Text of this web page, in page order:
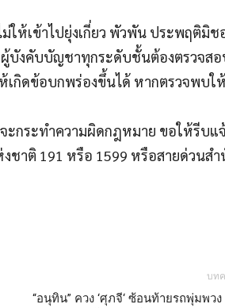
ให้เข้าไปยุ่งเกี่ยว พัวพัน ประพฤติมิช
บังคับบัญชาทุกระดับชั้นต้องตรวจส
เกิดข้อบกพร่องขึ้นได้ หากตรวจพบใ
กระทำความผิดกฎหมาย ขอให้รีบแจ้
ชาติ 191 หรือ 1599 หรือสายด่วนสำ
บท
“อนุทิน” ควง ‘ศุภจี‘ ซ้อนท้ายรถพุ่มพว